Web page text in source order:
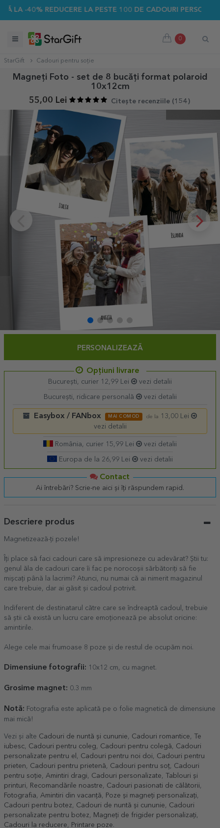
40% REDUCERE LA PESTE 100 DE CADOURI PERSONALIZATE
0
StarGift Cadouri pentru soție
Magneți Foto - set de 8 bucăți format polaroid
10x12cm
55,00 Lei
Citește recenziile (154 )
PERSONALIZEAZĂ
Opțiuni livrare
București, curier 12,99 Lei vezi detalii
București, ridicare personală vezi detalii
Easybox / FANbox MAI COMOD de la
13,00 Lei
vezi detalii
România, curier 15,99 Lei vezi detalii
Europa de la 26,99 Lei vezi detalii
Contact
Ai întrebări? Scrie-ne aici și îți răspundem rapid.
Descriere produs
Magnetizează-ți pozele!
Îți place să faci cadouri care să impresioneze cu adevărat? Știi tu:
genul ăla de cadouri care îi fac pe norocoșii sărbătoriți să fie
mișcați până la lacrimi? Atunci, nu numai că ai nimerit magazinul
care trebuie, dar ai găsit și cadoul potrivit.
Indiferent de destinatarul către care se îndreaptă cadoul, trebuie
să știi că există un lucru care emoționează pe absolut oricine:
amintirile.
Alege cele mai frumoase 8 poze și de restul de ocupăm noi.
Dimensiune fotografii: 10x12 cm, cu magnet.
Grosime magnet: 0.3 mm
Notă: Fotografia este aplicată pe o folie magnetică de dimensiune
mai mică!
Vezi și alte Cadouri de nuntă și cununie, Cadouri romantice,
Te
iubesc, Cadouri pentru coleg, Cadouri pentru colegă, Cadouri
personalizate pentru el , Cadouri pentru noi doi, Cadouri pentru
prieten, Cadouri pentru prietenă, Cadouri pentru soț, Cadouri
pentru soție, Amintiri dragi, Cadouri personalizate,
Tablouri și
printuri, Recomandările noastre, Cadouri pasionati de călătorii,
Fotografia, Amintiri din vacanță, Poze și magneți personalizați,
Cadouri pentru botez, Cadouri de nuntă și cununie, Cadouri
personalizate pentru botez, Magneți de frigider personalizați,
Cadouri la reducere, Printare poze.